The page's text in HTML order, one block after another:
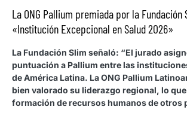
La ONG Pallium premiada por la Fundación
«Institución Excepcional en Salud 2026»
La Fundación Slim señaló: “El jurado
puntuación a Pallium entre las
de América Latina. La ONG Pallium
bien valorado su liderazgo regional, lo
formación de recursos humanos de otros